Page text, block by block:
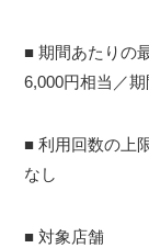
■ 期間あたりの
6,000円相当／期
■ 利用回数の上
なし
■ 対象店舗